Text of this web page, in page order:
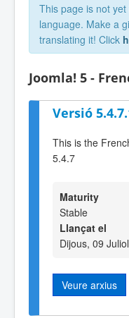
This page is not
language. Make a
translating it! Click
Joomla! 5 -
Versió
This is the
5.4.7
Maturity
Stable
Llançat el
Dijous, 09
Veure arxius